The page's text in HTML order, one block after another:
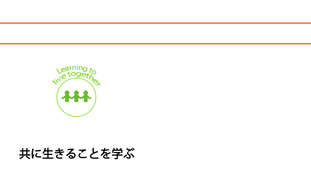
共に生きることを学ぶ